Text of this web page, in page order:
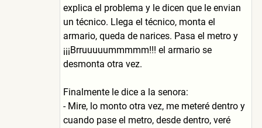
explica el problema y le dicen que le envian
un técnico. Llega el técnico, monta el
armario, queda de narices. Pasa el metro y
¡¡¡Brruuuuummmmm!!! el armario se
desmonta otra vez.
Finalmente le dice a la senora:
- Mire, lo monto otra vez, me meteré dentro y
cuando pase el metro, desde dentro, veré